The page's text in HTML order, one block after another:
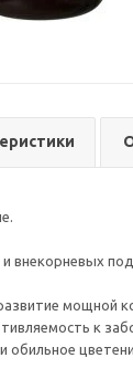
внекорневых
мощной
к
обильное